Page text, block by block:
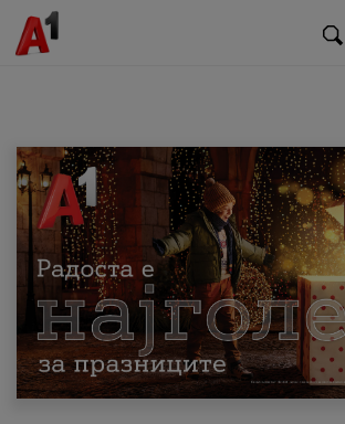
МК EN SQ
Приватни Деловни
Поддршка